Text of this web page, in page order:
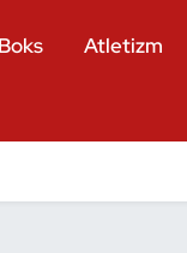
Boks Atletizm